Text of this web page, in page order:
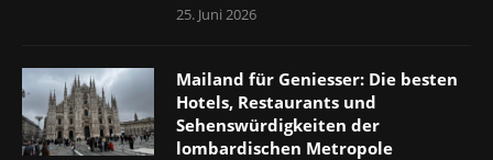
25. Juni 2026
Mailand für Geniesser: Die besten
Hotels, Restaurants und
Sehenswürdigkeiten der
lombardischen Metropole